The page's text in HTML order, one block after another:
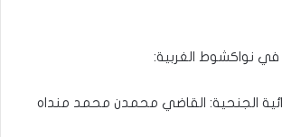
نواكشوط الغربية:
الجنحية: القاضي محمدن محمد منداه